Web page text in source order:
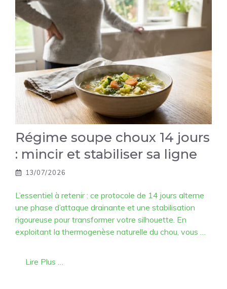
Régime soupe choux 14 jours
: mincir et stabiliser sa ligne
13/07/2026
L’essentiel à retenir : ce protocole de 14 jours alterne
une phase d’attaque drainante et une stabilisation
rigoureuse pour transformer votre silhouette. En
exploitant la thermogenèse naturelle du chou, vous …
Lire Plus …